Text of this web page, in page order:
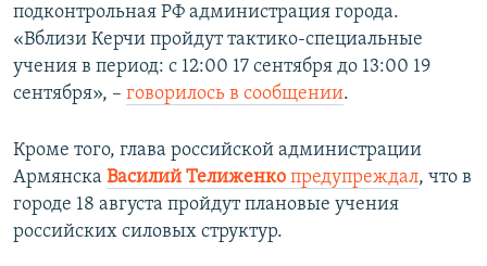
подконтрольная РФ администрация города.
«Вблизи Керчи пройдут тактико-специальные
учения в период: с 12:00 17 сентября до 13:00 19
сентября», – говорилось в сообщении.
Кроме того, глава российской администрации
Армянска Василий Телиженко предупреждал, что в
городе 18 августа пройдут плановые учения
российских силовых структур.